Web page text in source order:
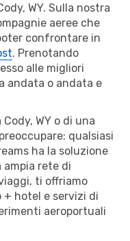
WY. Sulla nostra
aeree che
confrontare in
. Prenotando
alle migliori
andata o andata e
WY o di una
qualsiasi
ha la soluzione
ampia rete di
ti offriamo
hotel e servizi di
aeroportuali